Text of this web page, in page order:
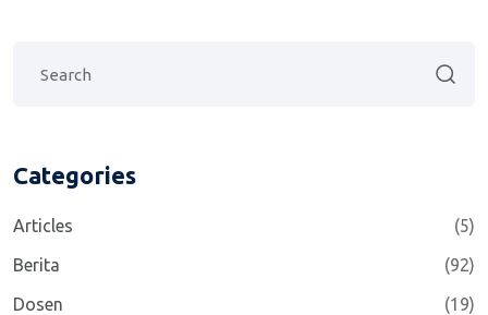
Categories
Articles
(5)
Berita
(92)
Dosen
(19)